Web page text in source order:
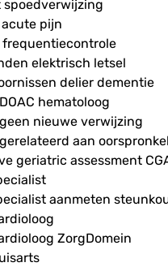
pijn
frequentiecontrole
elektrisch letsel
delier dementie
hematoloog
nieuwe verwijzing
aan
geriatric assessment
aanmeten
ZorgDomein